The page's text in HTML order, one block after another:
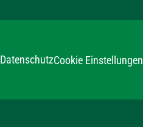
DatenschutzCookie Einstellungen